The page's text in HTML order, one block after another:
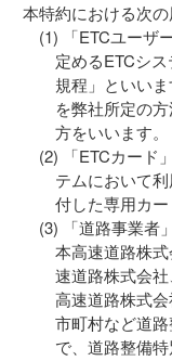
本特約における次の
「ETCユー
定めるETCシ
規程」といい
を弊社所定の
方をいいます。
「ETCカー
テムにおいて
付した専用カー
「道路事業
本高速道路株
速道路株式会
高速道路株式
市町村など道
で、道路整備